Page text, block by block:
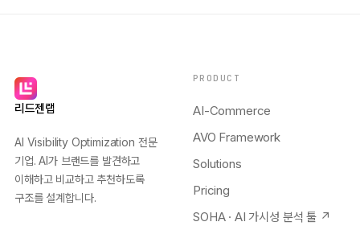
리드젠랩
AI Visibility Optimization 전문
기업. AI가 브랜드를 발견하고
이해하고 비교하고 추천하도록
구조를 설계합니다.
PRODUCT
AI-Commerce
AVO Framework
Solutions
Pricing
SOHA · AI 가시성 분석 툴 ↗